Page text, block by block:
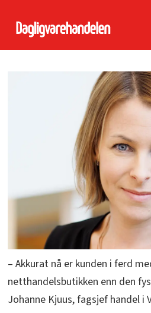
– Akkurat nå er kunden i ferd
netthandelsbutikken enn den
Johanne Kjuus, fagsjef handel i